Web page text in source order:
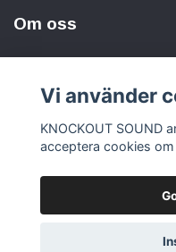
Om oss
Sociala medier
© 2026
Vi använder
KNOCKOUT SOUND
acceptera cookies